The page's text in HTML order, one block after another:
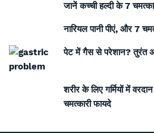
जानें कच्ची हल्दी के 7
नारियल पानी पीएं, और 7
पेट में गैस से परेशान? तुरंत
शरीर के लिए गर्मियों में
चमत्कारी फायदे